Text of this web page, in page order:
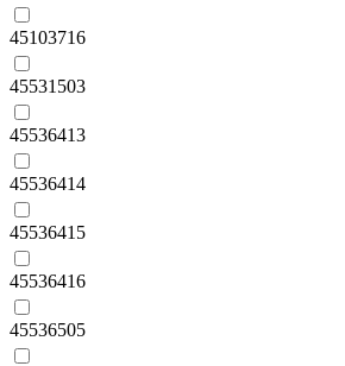
45103716
45531503
45536413
45536414
45536415
45536416
45536505